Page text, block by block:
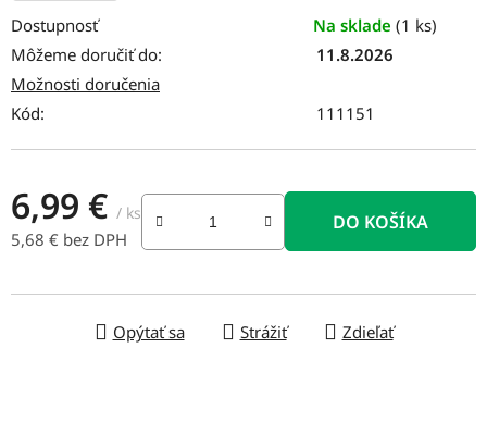
Dostupnosť Na sklade (1 ks)
Môžeme doručiť do:
11.8.2026
Možnosti doručenia
Kód:
111151
6,99 € / ks
5,68 € bez DPH
DO KOŠÍKA
Opýtať sa Strážiť Zdieľať